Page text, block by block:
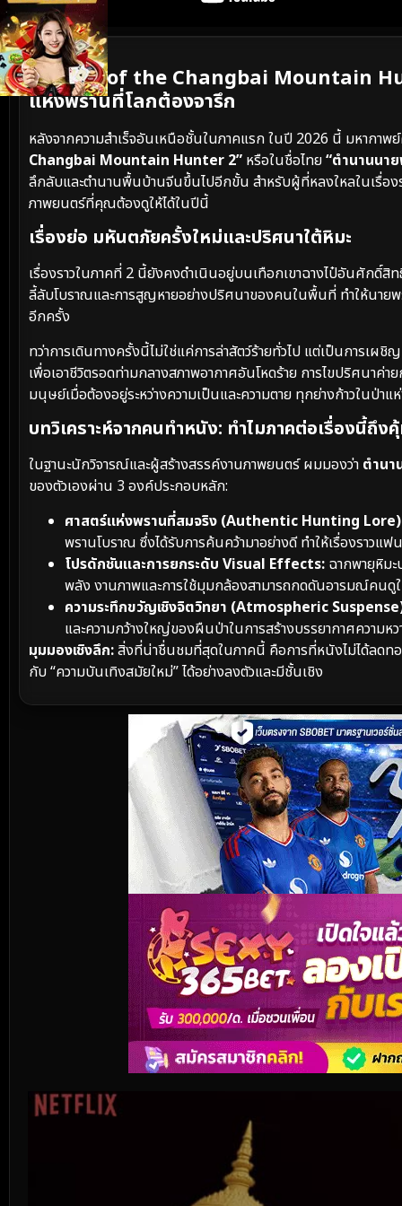
เนื้อเรื่องย่อ
Legend of the Changbai Mountain
แห่งพรานที่โลกต้องจารึก
หลังจากความสำเร็จอันเหนือชั้นในภาคแรก ในปี 2026 นี้ มหากา
Changbai Mountain Hunter 2” หรือในชื่อไทย“ตำนานนา
ลึกลับและตำนานพื้นบ้านจีนขึ้นไปอีกขั้น สำหรับผู้ที่หลงใหลในเรื่อ
ภาพยนตร์ที่คุณต้องดูให้ได้ในปีนี้
เรื่องย่อ มหันตภัยครั้งใหม่และปริศนาใต้หิมะ
เรื่องราวในภาคที่ 2 นี้ยังคงดำเนินอยู่บนเทือกเขาฉางไป๋อันศักดิ์สิ
ลี้ลับโบราณและการสูญหายอย่างปริศนาของคนในพื้นที่ ทำให้นายพ
อีกครั้ง
ทว่าการเดินทางครั้งนี้ไม่ใช่แค่การล่าสัตว์ร้ายทั่วไป แต่เป็นการ
เพื่อเอาชีวิตรอดท่ามกลางสภาพอากาศอันโหดร้าย การไขปริศน
มนุษย์เมื่อต้องอยู่ระหว่างความเป็นและความตาย ทุกย่างก้าวในป่
บทวิเคราะห์จากคนทำหนัง: ทำไมภาคต่อเรื่องนี้ถึง
ในฐานะนักวิจารณ์และผู้สร้างสรรค์งานภาพยนตร์ ผมมองว่า ตำนา
ของตัวเองผ่าน 3 องค์ประกอบหลัก:
ศาสตร์แห่งพรานที่สมจริง (Authentic Hunting
พรานโบราณ ซึ่งได้รับการค้นคว้ามาอย่างดี ทำให้เรื่องราวแ
โปรดักชันและการยกระดับ Visual Effects: ฉากพายุหิม
พลัง งานภาพและการใช้มุมกล้องสามารถกดดันอารมณ์คน
ความระทึกขวัญเชิงจิตวิทยา (Atmospheric
และความกว้างใหญ่ของผืนป่าในการสร้างบรรยากาศความห
มุมมองเชิงลึก:สิ่งที่น่าชื่นชมที่สุดในภาคนี้ คือการที่หนังไม่ได้ลดท
กับ “ความบันเทิงสมัยใหม่” ได้อย่างลงตัวและมีชั้นเชิง